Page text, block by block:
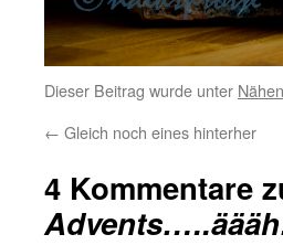
Dieser Beitrag wurde unter Nähen
← Gleich noch eines hinterher
4 Kommentare